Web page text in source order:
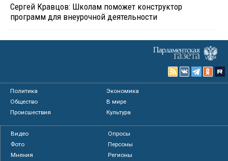
Сергей Кравцов: Школам поможет конструктор
программ для внеурочной деятельности
Политика
Экономика
Общество
В мире
Происшествия
Культура
Видео
Опросы
Фото
Персоны
Мнения
Регионы